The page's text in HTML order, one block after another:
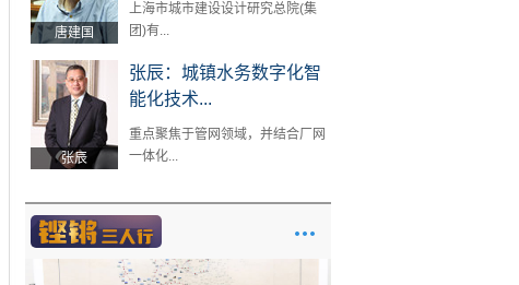
唐建国
上海市城市建设设计研究总院(集
团)有...
张辰
张辰：城镇水务数字化智
能化技术...
重点聚焦于管网领域，并结合厂网
一体化...